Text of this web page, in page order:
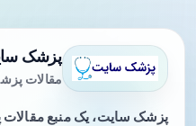
پزشک
مقالات
پزشک سایت، یک منبع